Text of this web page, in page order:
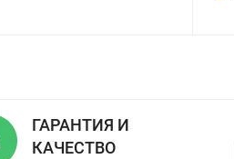
ГАРАНТИЯ И
КАЧЕСТВО